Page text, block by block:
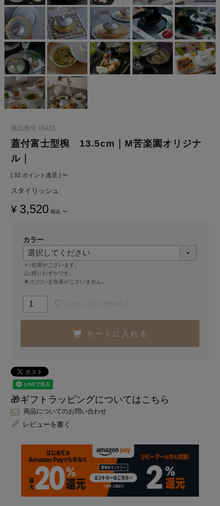
商品番号 05431
蓋付富士型椀 13.5cm｜M苦楽園オリジナ
ル｜
[ 32 ポイント進呈 ] 〜
スタイリッシュ
¥ 3,520 税込 〜
カラー
○
在庫がございます。
△ 残りわずかです。
✕
ただいま在庫がございません。
カートに入れる
🎁ギフトラッピングについてはこちら
商品についてのお問い合わせ
レビューを書く